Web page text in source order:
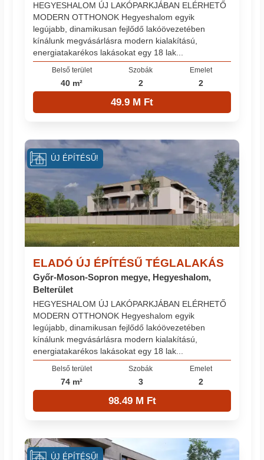
HEGYESHALOM ÚJ LAKÓPARKJÁBAN ELÉRHETŐ
MODERN OTTHONOK Hegyeshalom egyik
legújabb, dinamikusan fejlődő lakóövezetében
kínálunk megvásárlásra modern kialakítású,
energiatakarékos lakásokat egy 18 lak...
Belső terület
40 m²
Szobák
2
Emelet
2
49.9 M Ft
ELADÓ ÚJ ÉPÍTÉSŰ TÉGLALAKÁS
Győr-Moson-Sopron megye, Hegyeshalom,
Belterület
HEGYESHALOM ÚJ LAKÓPARKJÁBAN ELÉRHETŐ
MODERN OTTHONOK Hegyeshalom egyik
legújabb, dinamikusan fejlődő lakóövezetében
kínálunk megvásárlásra modern kialakítású,
energiatakarékos lakásokat egy 18 lak...
Belső terület
74 m²
Szobák
3
Emelet
2
98.49 M Ft
ÚJ ÉPÍTÉSŰ!
ÚJ ÉPÍTÉSŰ!